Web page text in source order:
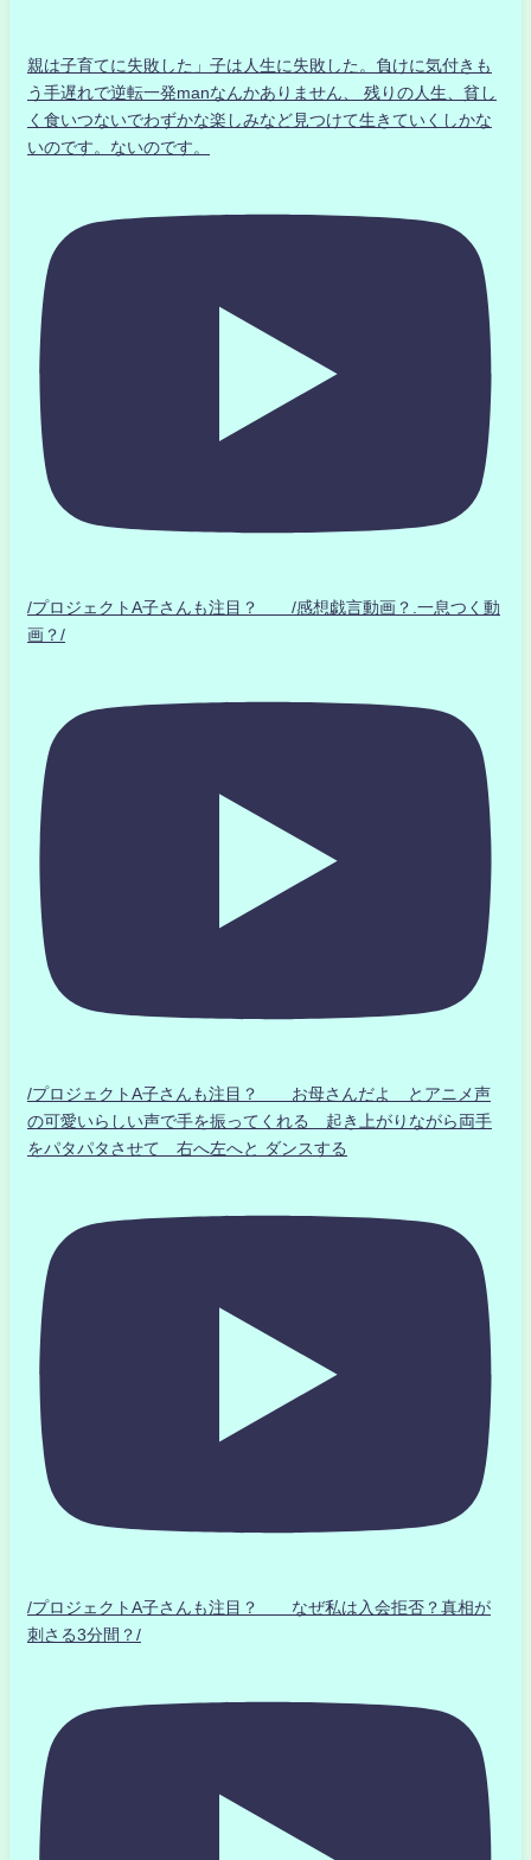
親は子育てに失敗した」子は人生に失敗した。負けに気付きも
う手遅れで逆転一発manなんかありません、 残りの人生、貧し
く食いつないでわずかな楽しみなど見つけて生きていくしかな
いのです。ないのです。
/プロジェクトA子さんも注目？ /感想戯言動画？.一息つく動
画？/
/プロジェクトA子さんも注目？ お母さんだよ とアニメ声
の可愛いらしい声で手を振ってくれる 起き上がりながら両手
をパタパタさせて 右へ左へと ダンスする
/プロジェクトA子さんも注目？ なぜ私は入会拒否？真相が
刺さる3分間？/